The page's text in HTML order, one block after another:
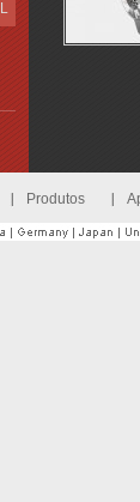
Produtos